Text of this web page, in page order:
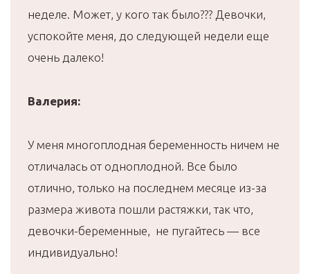
неделе. Может, у кого так было??? Девочки,
успокойте меня, до следующей недели еще
очень далеко!
Валерия:
У меня многоплодная беременность ничем не
отличалась от одноплодной. Все было
отлично, только на последнем месяце из-за
размера живота пошли растяжки, так что,
девочки-беременные, не пугайтесь — все
индивидуально!